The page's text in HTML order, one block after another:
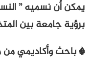
يمكن أن نسميه ”
برؤية جامعة بين
* باحث وأكاديمي